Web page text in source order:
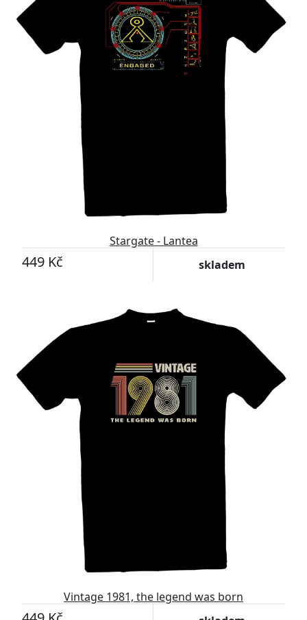
Stargate - Lantea
449 Kč skladem
Vintage 1981, the legend was born